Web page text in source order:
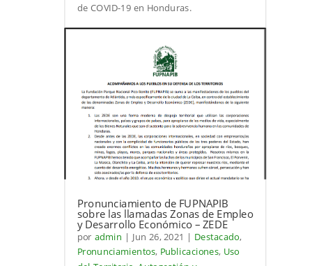
de COVID-19 en Honduras.
Pronunciamiento de FUPNAPIB
sobre las llamadas Zonas de Empleo
y Desarrollo Económico – ZEDE
por admin | Jun 26, 2021 | Destacado,
Pronunciamientos, Publicaciones, Uso